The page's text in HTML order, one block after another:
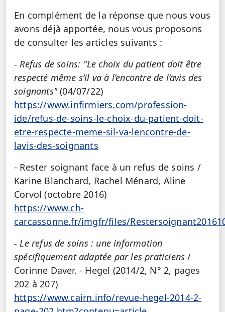
En complément de la réponse que nous vous
avons déjà apportée, nous vous proposons
de consulter les articles suivants :
- Refus de soins: "Le choix du patient doit être
respecté même s’il va à l’encontre de l’avis des
soignants"(04/07/22)
https://www.infirmiers.com/profession-
ide/refus-de-soins-le-choix-du-patient-doit-
etre-respecte-meme-sil-va-lencontre-de-
lavis-des-soignants
- Rester soignant face à un refus de soins /
Karine Blanchard, Rachel Ménard, Aline
Corvol (octobre 2016)
https://www.ch-
carcassonne.fr/imgfr/files/
- Le refus de soins : une information
spécifiquement adaptée par les praticiens /
Corinne Daver. - Hegel (2014/2, N° 2, pages
202 à 207)
https://www.cairn.info/revue-hegel-2014-2-